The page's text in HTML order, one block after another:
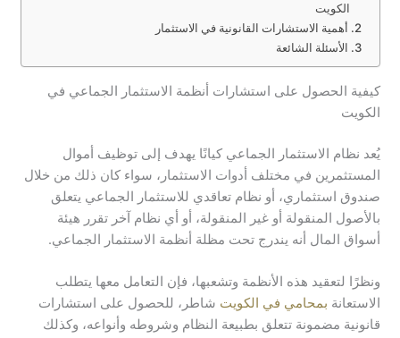
الكويت
أهمية الاستشارات القانونية في الاستثمار
الأسئلة الشائعة
كيفية الحصول على استشارات أنظمة الاستثمار الجماعي في
الكويت
يُعد نظام الاستثمار الجماعي كيانًا يهدف إلى توظيف أموال
المستثمرين في مختلف أدوات الاستثمار، سواء كان ذلك من خلال
صندوق استثماري، أو نظام تعاقدي للاستثمار الجماعي يتعلق
بالأصول المنقولة أو غير المنقولة، أو أي نظام آخر تقرر هيئة
أسواق المال أنه يندرج تحت مظلة أنظمة الاستثمار الجماعي.
ونظرًا لتعقيد هذه الأنظمة وتشعبها، فإن التعامل معها يتطلب
الاستعانة بمحامي في الكويت شاطر، للحصول على استشارات
قانونية مضمونة تتعلق بطبيعة النظام وشروطه وأنواعه، وكذلك